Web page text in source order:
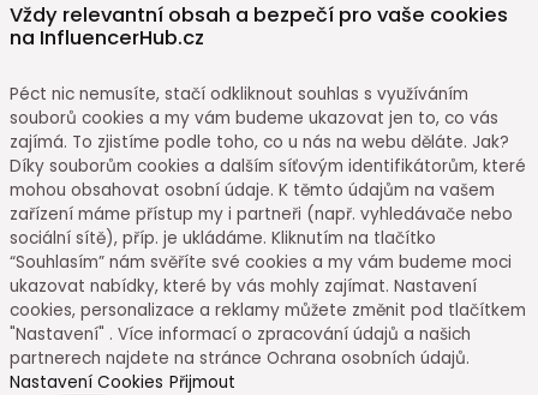
Vždy relevantní obsah a bezpečí pro vaše cookies
na InfluencerHub.cz
Péct nic nemusíte, stačí odkliknout souhlas s využíváním
souborů cookies a my vám budeme ukazovat jen to, co vás
zajímá. To zjistíme podle toho, co u nás na webu děláte. Jak?
Díky souborům cookies a dalším síťovým identifikátorům, které
mohou obsahovat osobní údaje. K těmto údajům na vašem
zařízení máme přístup my i partneři (např. vyhledávače nebo
sociální sítě), příp. je ukládáme. Kliknutím na tlačítko
“Souhlasím” nám svěříte své cookies a my vám budeme moci
ukazovat nabídky, které by vás mohly zajímat. Nastavení
cookies, personalizace a reklamy můžete změnit pod tlačítkem
"Nastavení" . Více informací o zpracování údajů a našich
partnerech najdete na stránce Ochrana osobních údajů.
Nastavení Cookies Přijmout